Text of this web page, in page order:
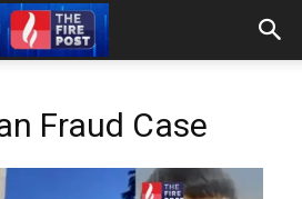
Fraud Case